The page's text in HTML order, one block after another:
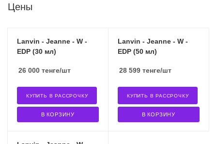
Цены
Lanvin - Jeanne - W -
EDP (30 мл)
26 000 тенге/шт
В КОРЗИНУ
КУПИТЬ В РАССРОЧКУ
Lanvin - Jeanne - W -
EDP (50 мл)
28 599 тенге/шт
В КОРЗИНУ
КУПИТЬ В РАССРОЧКУ